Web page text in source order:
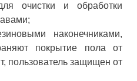
очистки и обработки
наконечниками,
покрытие пола от
пользователь защищен от